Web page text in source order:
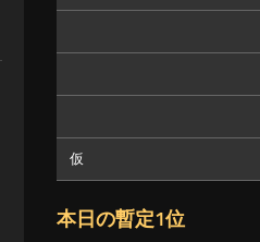
仮
本日の暫定1位